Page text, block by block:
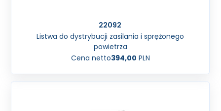
22092
Listwa do dystrybucji zasilania i sprężonego
powietrza
Cena netto394,00 PLN